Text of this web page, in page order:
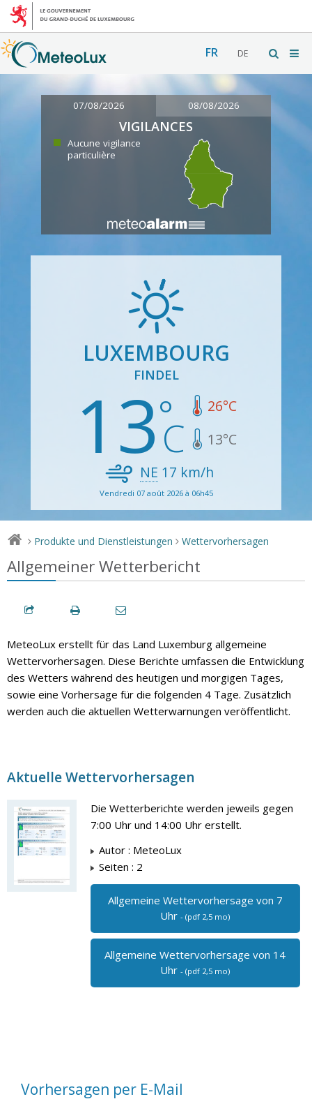
FR DE
07/08/2026 08/08/2026
VIGILANCES
Aucune vigilance
particulière
LUXEMBOURG
FINDEL
13 26°C
13°C
NE 17 km/h
Vendredi 07 août 2026 à 06h45
> Produkte und Dienstleistungen > Wettervorhersagen
Allgemeiner Wetterbericht
MeteoLux erstellt für das Land Luxemburg allgemeine
Wettervorhersagen. Diese Berichte umfassen die Entwicklung
des Wetters während des heutigen und morgigen Tages,
sowie eine Vorhersage für die folgenden 4 Tage. Zusätzlich
werden auch die aktuellen Wetterwarnungen veröffentlicht.
Aktuelle Wettervorhersagen
Die Wetterberichte werden jeweils gegen
7:00 Uhr und 14:00 Uhr erstellt.
Autor : MeteoLux
Seiten : 2
Allgemeine Wettervorhersage von 7
Uhr- (pdf 2,5 mo)
Allgemeine Wettervorhersage von 14
Uhr- (pdf 2,5 mo)
Vorhersagen per E-Mail